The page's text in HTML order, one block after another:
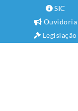
SIC
Ouvidoria
Legislação